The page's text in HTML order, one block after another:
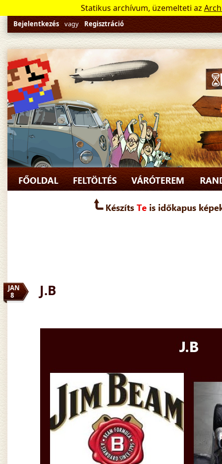
Statikus archívum, üzemelteti az
Bejelentkezés vagy Regisztráció
JAN
8
J.B